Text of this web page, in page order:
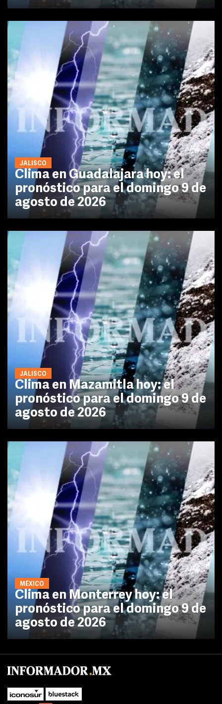
JALISCO
Clima en Guadalajara hoy: el
pronóstico para el domingo 9 de
agosto de 2026
JALISCO
Clima en Mazamitla hoy: el
pronóstico para el domingo 9 de
agosto de 2026
MÉXICO
Clima en Monterrey hoy: el
pronóstico para el domingo 9 de
agosto de 2026